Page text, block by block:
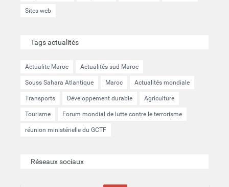
Sites web
Tags actualités
Actualite Maroc Actualités sud Maroc
Souss Sahara Atlantique Maroc Actualités mondiale
Transports Développement durable Agriculture
Tourisme Forum mondial de lutte contre le terrorisme
réunion ministérielle du GCTF
Réseaux sociaux